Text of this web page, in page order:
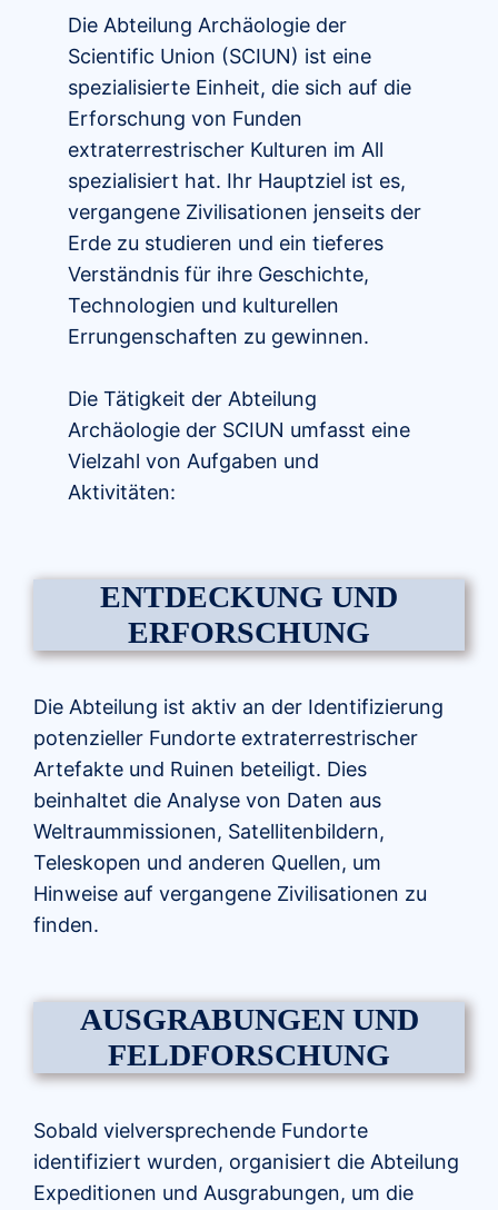
Die Abteilung Archäologie der
Scientific Union (SCIUN) ist eine
spezialisierte Einheit, die sich auf die
Erforschung von Funden
extraterrestrischer Kulturen im All
spezialisiert hat. Ihr Hauptziel ist es,
vergangene Zivilisationen jenseits der
Erde zu studieren und ein tieferes
Verständnis für ihre Geschichte,
Technologien und kulturellen
Errungenschaften zu gewinnen.
Die Tätigkeit der Abteilung
Archäologie der SCIUN umfasst eine
Vielzahl von Aufgaben und
Aktivitäten:
ENTDECKUNG UND
ERFORSCHUNG
Die Abteilung ist aktiv an der Identifizierung
potenzieller Fundorte extraterrestrischer
Artefakte und Ruinen beteiligt. Dies
beinhaltet die Analyse von Daten aus
Weltraummissionen, Satellitenbildern,
Teleskopen und anderen Quellen, um
Hinweise auf vergangene Zivilisationen zu
finden.
AUSGRABUNGEN UND
FELDFORSCHUNG
Sobald vielversprechende Fundorte
identifiziert wurden, organisiert die Abteilung
Expeditionen und Ausgrabungen, um die